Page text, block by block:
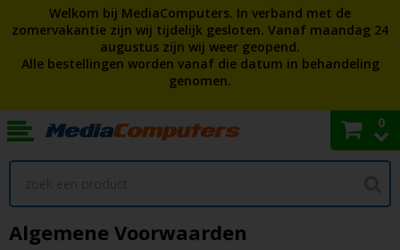
Welkom bij MediaComputers. In verband met de
zomervakantie zijn wij tijdelijk gesloten. Vanaf maandag 24
augustus zijn wij weer geopend.
Alle bestellingen worden vanaf die datum in behandeling
genomen.
0
Algemene Voorwaarden